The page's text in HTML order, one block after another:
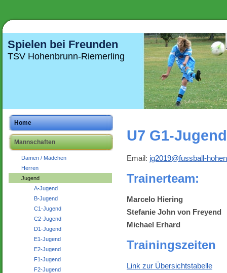
Spielen bei Freunden
TSV Hohenbrunn-Riemerling
Home
Mannschaften
Damen / Mädchen
Herren
Jugend
A-Jugend
B-Jugend
C1-Jugend
C2-Jugend
D1-Jugend
E1-Jugend
E2-Jugend
F1-Jugend
F2-Jugend
U7 G1-
Email: jg2019@fussball-
Trainerteam:
Marcelo Hiering
Stefanie John von Freyend
Michael Erhard
Trainingszeiten
Link zur Übersichtstabelle